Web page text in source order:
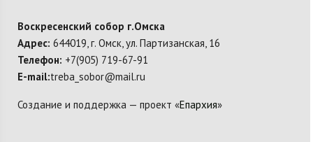
Воскресенский собор г.Омска
Адрес: 644019, г. Омск, ул. Партизанская, 16
Телефон: +7(905) 719-67-91
E-mail:treba_sobor@mail.ru
Создание и поддержка — проект «Епархия»